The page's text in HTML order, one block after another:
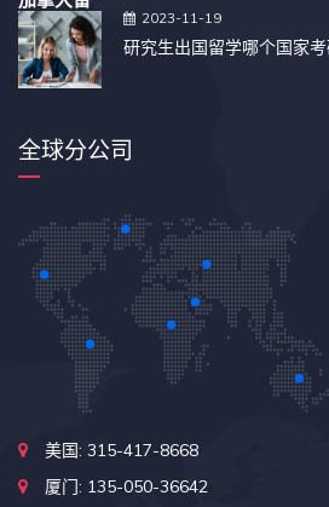
2023-11-19
研究生出国留学哪个国家
全球分公司
美国: 315-417-8668
厦门: 135-050-36642